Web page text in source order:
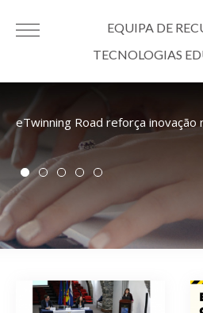
EQUIPA DE
TECNOLOGIAS
eTwinning Road reforça inovação